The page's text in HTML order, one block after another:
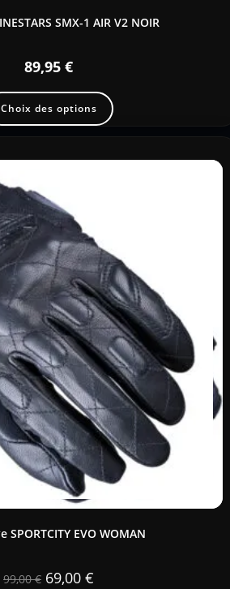
SMX-1 AIR V2 NOIR
89,95 €
Choix des options
SPORTCITY EVO WOMAN
99,00€ 69,00 €